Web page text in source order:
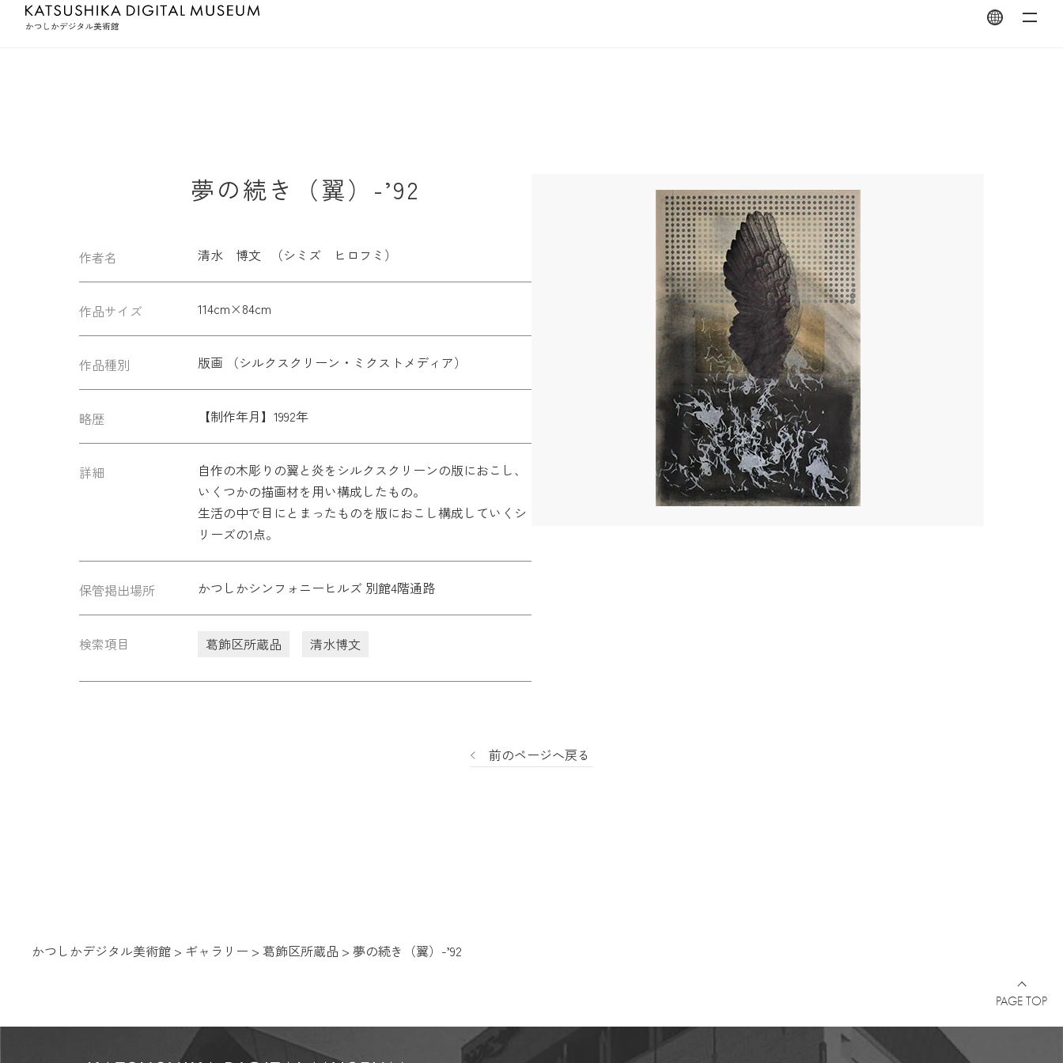
夢の続き（翼）-’92
作者名 清水 博文 （シミズ ヒロフミ）
作品サイズ 114cm×84cm
作品種別 版画 （シルクスクリーン・ミクストメディア）
略歴 【制作年月】1992年
詳細
自作の木彫りの翼と炎をシルクスクリーンの版におこし、
いくつかの描画材を用い構成したもの。
生活の中で目にとまったものを版におこし構成していくシ
リーズの1点。
保管掲出場所 かつしかシンフォニーヒルズ 別館4階通路
検索項目 葛飾区所蔵品 清水博文
前のページへ戻る
かつしかデジタル美術館 > ギャラリー > 葛飾区所蔵品 > 夢の続き（翼）-’92
PAGE TOP